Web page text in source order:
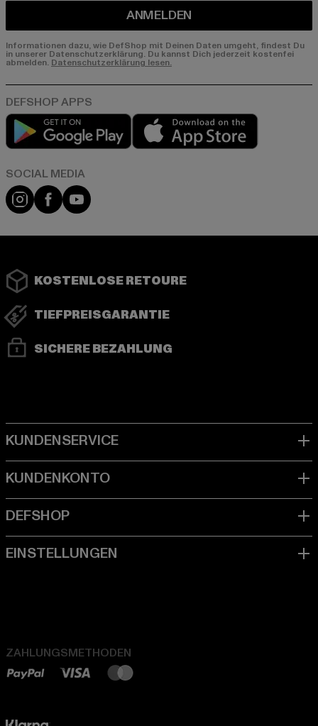
ANMELDEN
Informationen dazu, wie DefShop mit Deinen Daten umgeht, findest Du
in unserer Datenschutzerklärung. Du kannst Dich jederzeit kostenfei
abmelden. Datenschutzerklärung lesen.
Play market
Instagram
FacebookYouTube
KOSTENLOSE RETOURE
TIEFPREISGARANTIE
SICHERE BEZAHLUNG
ZAHLUNGSMETHODEN